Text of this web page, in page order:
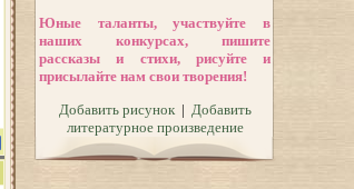
Юные таланты, участвуйте в
наших конкурсах, пишите
рассказы и стихи, рисуйте и
присылайте нам свои творения!
Добавить рисунок| Добавить
литературное произведение